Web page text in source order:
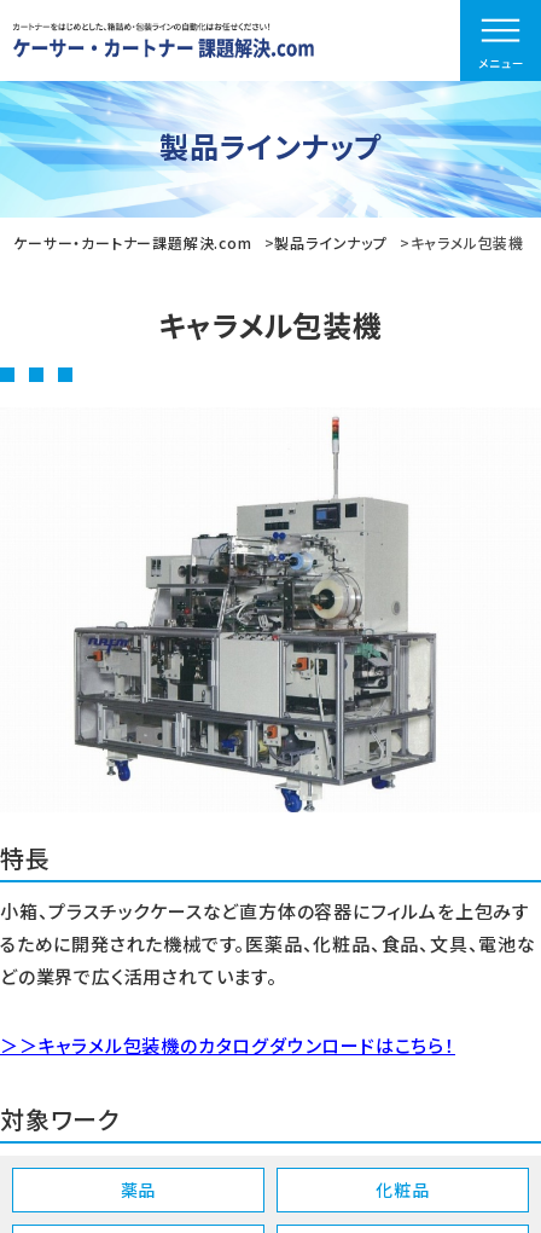
製品ラインナップ
ケーサー・カートナー課題解決.com 製品ラインナップ キャラメル包装機
キャラメル包装機
特長
小箱、プラスチックケースなど直方体の容器にフィルムを上包みす
るために開発された機械です。医薬品、化粧品、食品、文具、電池な
どの業界で広く活用されています。
＞＞キャラメル包装機のカタログダウンロードはこちら！
対象ワーク
薬品 化粧品